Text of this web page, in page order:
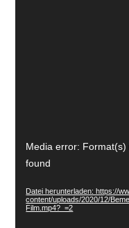
Video-
Player
Media error:
found
Datei herunterladen: https://
content/uploads/2020/12/
Film.mp4?_=2